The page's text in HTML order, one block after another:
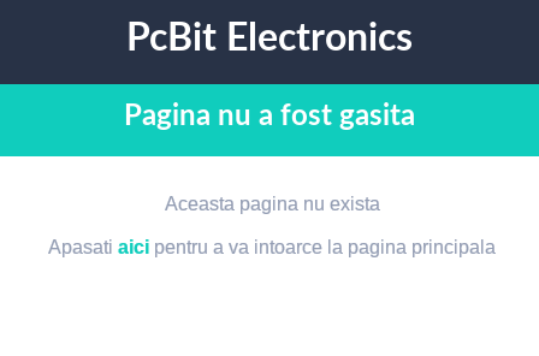
PcBit Electronics
Pagina nu a fost gasita
Aceasta pagina nu exista
Apasatiaici pentru a va intoarce la pagina principala